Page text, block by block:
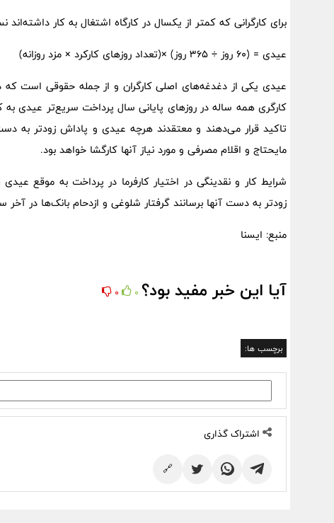
برای کارگرانی که کمتر از یکسال در کارگاه اشتغال به کار
عیدی = (۶۰ روز ÷ ۳۶۵ روز) ×(تعداد روزهای کارکرد × مزد روزانه)
عیدی یکی از دغدغه‌های اصلی کارگران و از جمله حقوقی است که
کارگری همه ساله در روزهای پایانی سال پرداخت سریع‌تر عیدی به
تاکید قرار می‌دهند و معتقدند هرچه عیدی و پاداش زودتر
مایحتاج و اقلام مصرفی و مورد نیاز آنها کارگشا خواهد بود.
شرایط کار و نقدینگی در اختیار کارفرما در پرداخت به موقع
زودتر به دست آنها برسانند گرفتار شلوغی و ازدحام بانک‌ها در آخر
منبع: ایسنا
آیا این خبر مفید بود؟ 0
0
برچسب ها:
اشتراک گذاری
🔗